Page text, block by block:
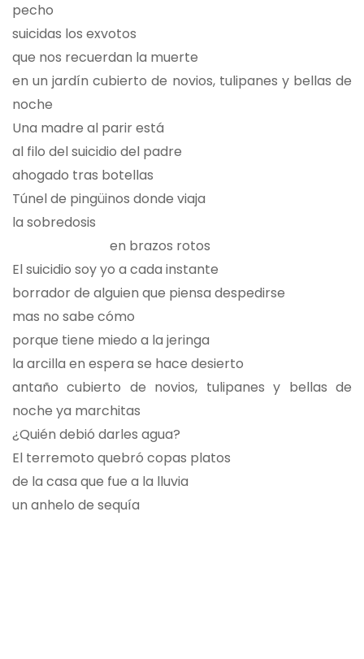
pecho
suicidas los exvotos
que nos recuerdan la muerte
en un jardín cubierto de novios, tulipanes y bellas de
noche
Una madre al parir está
al filo del suicidio del padre
ahogado tras botellas
Túnel de pingüinos donde viaja
la sobredosis
en brazos rotos
El suicidio soy yo a cada instante
borrador de alguien que piensa despedirse
mas no sabe cómo
porque tiene miedo a la jeringa
la arcilla en espera se hace desierto
antaño cubierto de novios, tulipanes y bellas de
noche ya marchitas
¿Quién debió darles agua?
El terremoto quebró copas platos
de la casa que fue a la lluvia
un anhelo de sequía